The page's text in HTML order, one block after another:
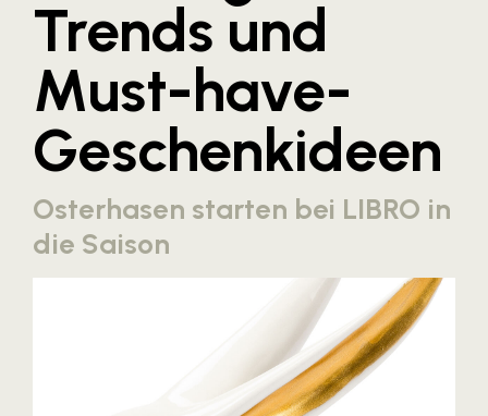
Amazon Web Services
Artweger
AustroCel Hallein
Blaguss
Cineplexx
Designer Outlets Parndorf und Salzburg
Trends und
Must-have-
Geschenkideen
Osterhasen starten bei LIBRO in
die Saison